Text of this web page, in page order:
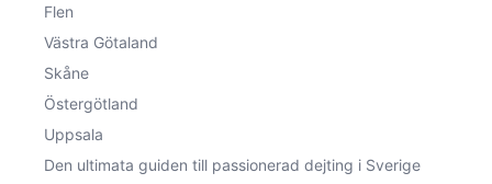
Flen
Västra Götaland
Skåne
Östergötland
Uppsala
Den ultimata guiden till passionerad dejting i Sverige